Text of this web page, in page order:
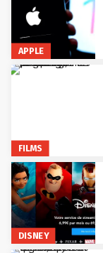
APPLE
FILMS
DISNEY